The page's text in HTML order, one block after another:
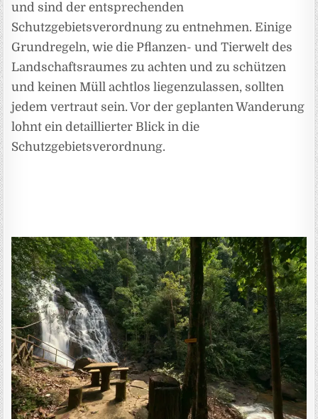
und sind der entsprechenden
Schutzgebietsverordnung zu entnehmen. Einige
Grundregeln, wie die Pflanzen- und Tierwelt des
Landschaftsraumes zu achten und zu schützen
und keinen Müll achtlos liegenzulassen, sollten
jedem vertraut sein. Vor der geplanten Wanderung
lohnt ein detaillierter Blick in die
Schutzgebietsverordnung.